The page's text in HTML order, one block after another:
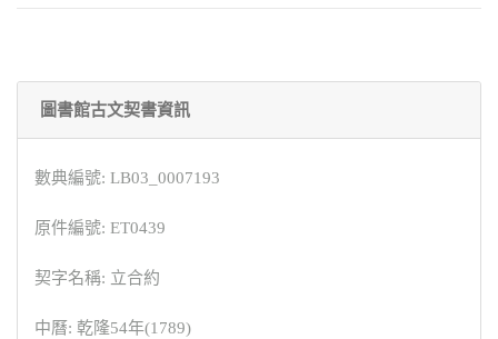
圖書館古文契書資訊
數典編號: LB03_0007193
原件編號: ET0439
契字名稱: 立合約
中曆: 乾隆54年(1789)